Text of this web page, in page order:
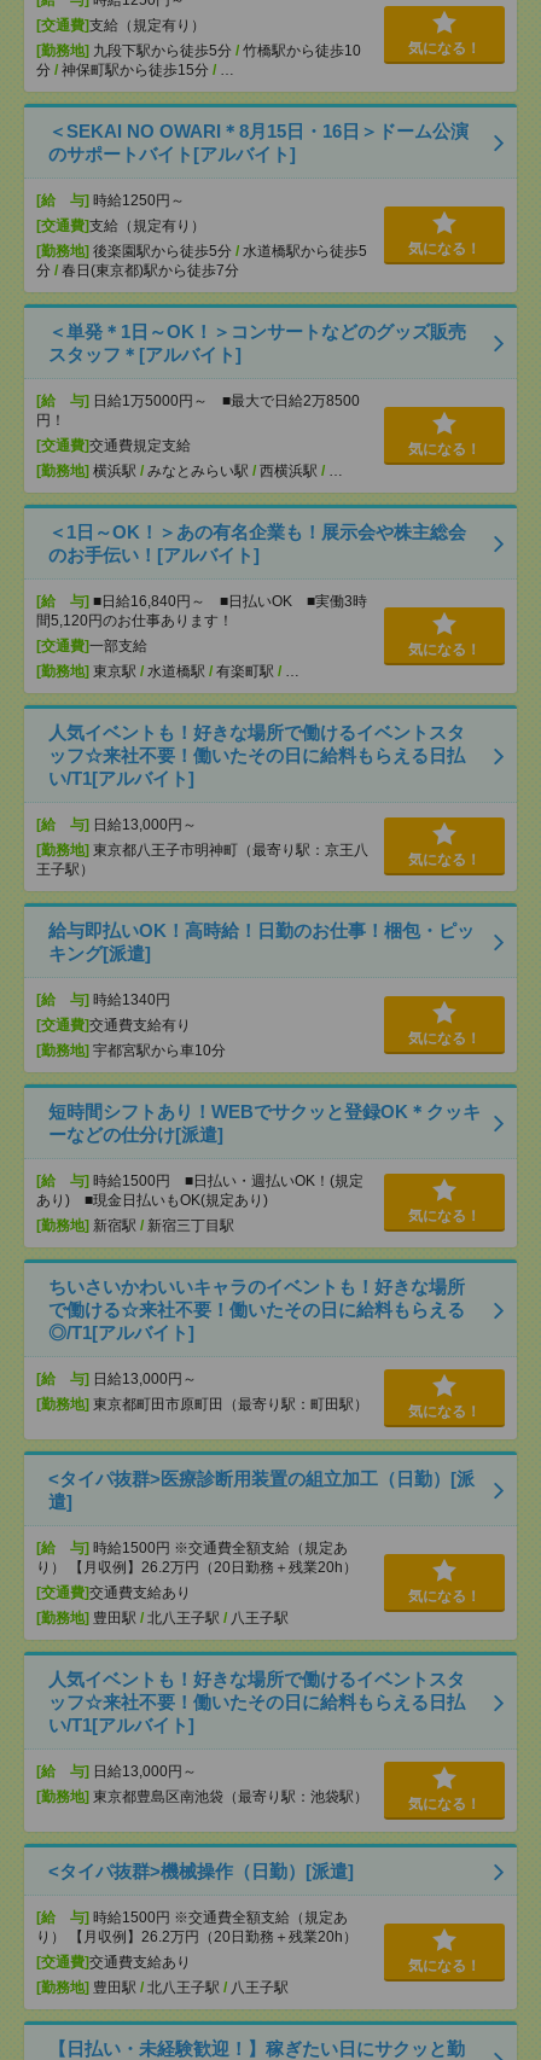
[交通費]支給（規定有り）
[勤務地] 九段下駅から徒歩5分 / 竹橋駅から徒歩10
分 / 神保町駅から徒歩15分 / …
気になる！
＜SEKAI NO OWARI＊8月15日・16日＞ドーム公演
のサポートバイト[アルバイト]
[給 与] 時給1250円～
[交通費]支給（規定有り）
[勤務地] 後楽園駅から徒歩5分 / 水道橋駅から徒歩5
分 / 春日(東京都)駅から徒歩7分
気になる！
＜単発＊1日～OK！＞コンサートなどのグッズ販売
スタッフ＊[アルバイト]
[給 与] 日給1万5000円～ ■最大で日給2万8500
円！
[交通費]交通費規定支給
[勤務地] 横浜駅 / みなとみらい駅 / 西横浜駅 / …
気になる！
＜1日～OK！＞あの有名企業も！展示会や株主総会
のお手伝い！[アルバイト]
[給 与] ■日給16,840円～ ■日払いOK ■実働3時
間5,120円のお仕事あります！
[交通費]一部支給
[勤務地] 東京駅 / 水道橋駅 / 有楽町駅 / …
気になる！
人気イベントも！好きな場所で働けるイベントスタ
ッフ☆来社不要！働いたその日に給料もらえる日払
い/T1[アルバイト]
[給 与] 日給13,000円～
[勤務地] 東京都八王子市明神町（最寄り駅：京王八
王子駅）
気になる！
給与即払いOK！高時給！日勤のお仕事！梱包・ピッ
キング[派遣]
[給 与] 時給1340円
[交通費]交通費支給有り
[勤務地] 宇都宮駅から車10分
気になる！
短時間シフトあり！WEBでサクッと登録OK＊クッキ
ーなどの仕分け[派遣]
[給 与] 時給1500円 ■日払い・週払いOK！(規定
あり) ■現金日払いもOK(規定あり)
[勤務地] 新宿駅 / 新宿三丁目駅
気になる！
ちいさいかわいいキャラのイベントも！好きな場所
で働ける☆来社不要！働いたその日に給料もらえる
◎/T1[アルバイト]
[給 与] 日給13,000円～
[勤務地] 東京都町田市原町田（最寄り駅：町田駅） 気になる！
<タイパ抜群>医療診断用装置の組立加工（日勤）[派
遣]
[給 与] 時給1500円 ※交通費全額支給（規定あ
り） 【月収例】26.2万円（20日勤務＋残業20h）
[交通費]交通費支給あり
[勤務地] 豊田駅 / 北八王子駅 / 八王子駅
気になる！
人気イベントも！好きな場所で働けるイベントスタ
ッフ☆来社不要！働いたその日に給料もらえる日払
い/T1[アルバイト]
[給 与] 日給13,000円～
[勤務地] 東京都豊島区南池袋（最寄り駅：池袋駅） 気になる！
<タイパ抜群>機械操作（日勤）[派遣]
[給 与] 時給1500円 ※交通費全額支給（規定あ
り） 【月収例】26.2万円（20日勤務＋残業20h）
[交通費]交通費支給あり
[勤務地] 豊田駅 / 北八王子駅 / 八王子駅
気になる！
【日払い・未経験歓迎！】稼ぎたい日にサクッと勤